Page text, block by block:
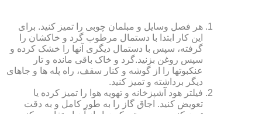
هر فصل وسایل و مبلمان چوبی را تمیز کنید. برای
این کار ابتدا با دستمال مرطوب گرد و خاک‏شان را
گرفته، سپس با دستمال دیگری آنها را خشک کرده و
سپس روغن بزنید.گرد و خاک باقی مانده و تار
عنکبوت‏ها را از گوشه و کنار سقف، راه پله‏ ها و جاهای
دیگر برداشته و تمیز کنید.
فیلتر هود آشپزخانه و تهویه هوا را تمیز کرده یا
تعویض کنید. اجاق گاز را به طور کامل و به دقت